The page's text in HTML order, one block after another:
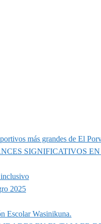
más grandes de El
SIGNIFICATIVOS
2025
Escolar Wasinikuna.